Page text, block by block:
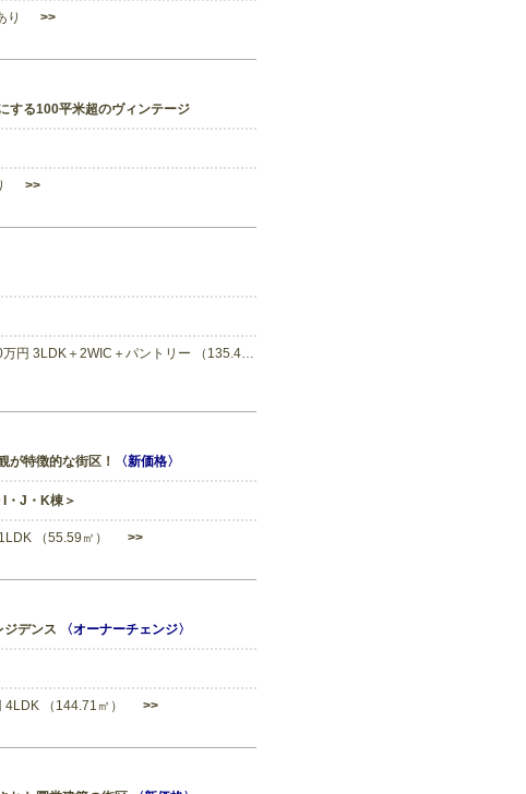
り >>
する100平米超のヴィンテージ
>>
円 3LDK＋2WIC＋パントリー （135.4…
が特徴的な街区！ 〈新価格〉
・J・K棟＞
（55.59㎡） >>
ジデンス 〈オーナーチェンジ〉
4LDK （144.71㎡） >>